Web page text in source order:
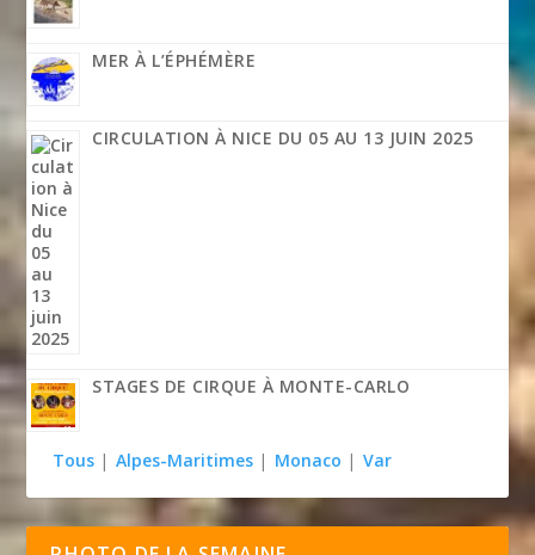
MER À L’ÉPHÉMÈRE
CIRCULATION À NICE DU 05 AU 13 JUIN 2025
STAGES DE CIRQUE À MONTE-CARLO
Tous | Alpes-Maritimes | Monaco | Var